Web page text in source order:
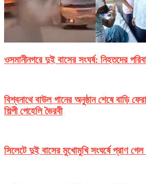
ওসমানীনগরে দুই বাসের সংঘর্ষ: নিহতদের
বিশ্বনাথে বাউল গানের অনুষ্ঠান শেষে বাড়ি
শিল্পী পেহেলি ভৈরবী
সিলেটে দুই বাসের মুখোমুখি সংঘর্ষে প্রাণ